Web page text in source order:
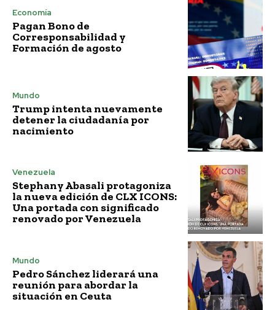
Economía
Pagan Bono de
Corresponsabilidad y
Formación de agosto
Mundo
Trump intenta nuevamente
detener la ciudadanía por
nacimiento
Venezuela
Stephany Abasali protagoniza
la nueva edición de CLX ICONS:
Una portada con significado
renovado por Venezuela
Mundo
Pedro Sánchez liderará una
reunión para abordar la
situación en Ceuta